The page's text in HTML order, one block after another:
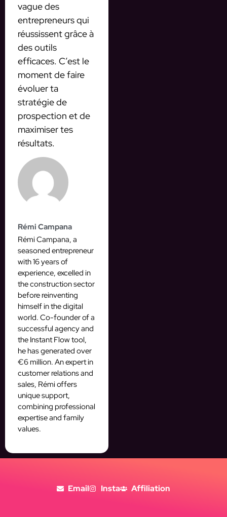
vague des
entrepreneurs qui
réussissent grâce à
des outils
efficaces. C’est le
moment de faire
évoluer ta
stratégie de
prospection et de
maximiser tes
résultats.
Rémi Campana
Rémi Campana, a
seasoned entrepreneur
with 16 years of
experience, excelled in
the construction sector
before reinventing
himself in the digital
world. Co-founder of a
successful agency and
the Instant Flow tool,
he has generated over
€6 million. An expert in
customer relations and
sales, Rémi offers
unique support,
combining professional
expertise and family
values.
Email Insta Affiliation